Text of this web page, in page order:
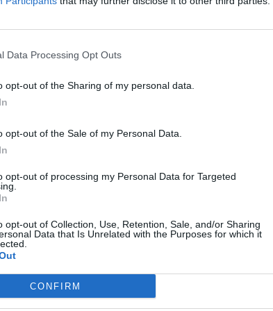
Data Processing Opt Outs
opt-out of the Sharing of my personal data.
opt-out of the Sale of my Personal Data.
opt-out of processing my Personal Data for Targeted
opt-out of Collection, Use, Retention, Sale, and/or Sharing
Data that Is Unrelated with the Purposes for which it
CONFIRM
πλέον να υποστηρίξουν μεμονωμένες
ή τις προσωπικές σκέψεις και ιδέες των
“indie”»
κουλτούρα στις αίθουσες
κουλτούρα. Αλλά αυτή τη
κάποιον τρόπο… Δεν αρέσουν σε όλους τα
σε όλους οι γκανγκστερικές ταινίες ή τα